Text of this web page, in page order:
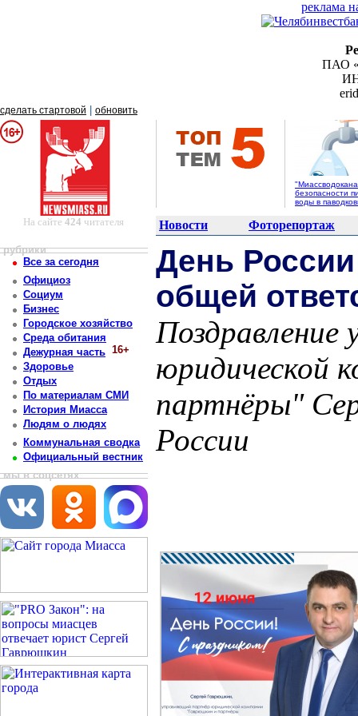
реклама
ПАО
сделать стартовой обновить
безопасности
воды в
На сайте424 читателя Новости Фоторепортаж
рубрики
Все за сегодня
Официоз
Социум
Бизнес
Городское хозяйство
Среда обитания
Дежурная часть 16+
Здоровье
Отдых
По материалам СМИ
История Миасса
Людям о людях
Коммунальная сводка
Официальный вестник
мы в соцсетях
День
общей
Поздравление
юридической
партнёры"
России